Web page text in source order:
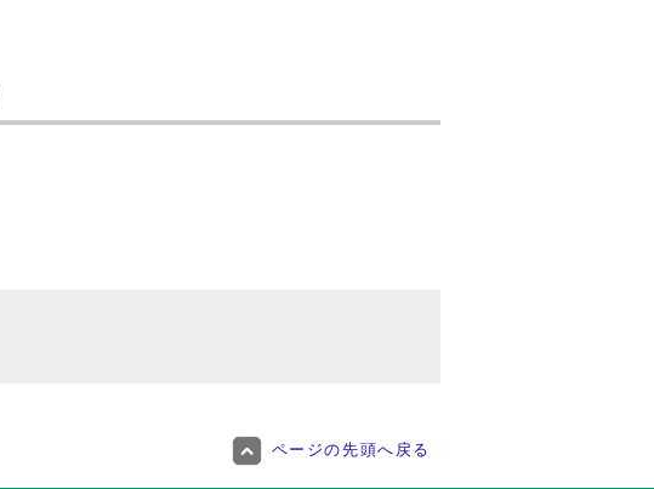
ページの先頭へ戻る